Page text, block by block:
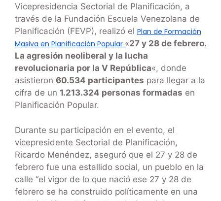
Vicepresidencia Sectorial de Planificación, a
través de la Fundación Escuela Venezolana de
Planificación (FEVP), realizó el Plan de Formación
Masiva en Planificación Popular «27 y 28 de febrero.
La agresión neoliberal y la lucha
revolucionaria por la V República«, donde
asistieron 60.534 participantes para llegar a la
cifra de un 1.213.324 personas formadas en
Planificación Popular.
Durante su participación en el evento, el
vicepresidente Sectorial de Planificación,
Ricardo Menéndez, aseguró que el 27 y 28 de
febrero fue una estallido social, un pueblo en la
calle “el vigor de lo que nació ese 27 y 28 de
febrero se ha construido políticamente en una